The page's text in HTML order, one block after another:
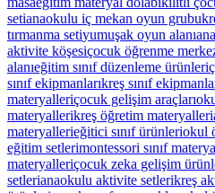
setianaokulu iç mekan oyun grubu
tırmanma setiyumuşak oyun alanı
aktivite köşesiçocuk öğrenme
alanıeğitim sınıf düzenleme ürünleri
sınıf ekipmanlarıkreş sınıf
materyalleriçocuk gelişim araçları
materyallerikreş öğretim materyalleri
materyallerieğitici sınıf ürünleriokul
eğitim setlerimontessori sınıf
materyalleriçocuk zeka gelişim
setlerianaokulu aktivite setlerikreş